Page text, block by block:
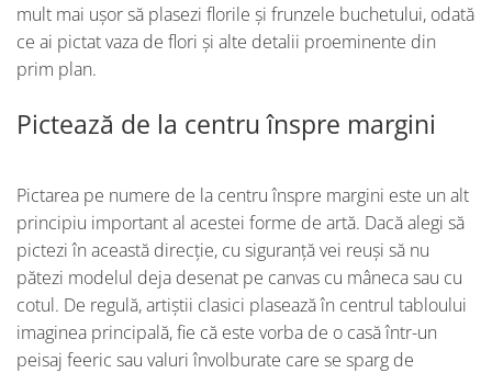
mult mai ușor să plasezi florile și frunzele buchetului, odată
ce ai pictat vaza de flori și alte detalii proeminente din
prim plan.
Pictează de la centru înspre margini
Pictarea pe numere de la centru înspre margini este un alt
principiu important al acestei forme de artă. Dacă alegi să
pictezi în această direcție, cu siguranță vei reuși să nu
pătezi modelul deja desenat pe canvas cu mâneca sau cu
cotul. De regulă, artiștii clasici plasează în centrul tabloului
imaginea principală, fie că este vorba de o casă într-un
peisaj feeric sau valuri învolburate care se sparg de